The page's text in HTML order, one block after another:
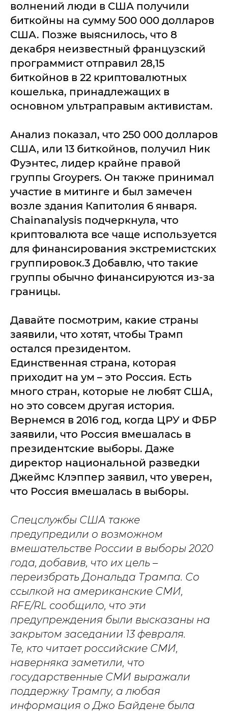
волнений люди в США получили
биткойны на сумму 500 000 долларов
США. Позже выяснилось, что 8
декабря неизвестный французский
программист отправил 28,15
биткойнов в 22 криптовалютных
кошелька, принадлежащих в
основном ультраправым активистам.
Анализ показал, что 250 000 долларов
США, или 13 биткойнов, получил Ник
Фуэнтес, лидер крайне правой
группы Groypers. Он также принимал
участие в митинге и был замечен
возле здания Капитолия 6 января.
Chainanalysis подчеркнула, что
криптовалюта все чаще используется
для финансирования экстремистских
группировок.3 Добавлю, что такие
группы обычно финансируются из-за
границы.
Давайте посмотрим, какие страны
заявили, что хотят, чтобы Трамп
остался президентом.
Единственная страна, которая
приходит на ум – это Россия. Есть
много стран, которые не любят США,
но это совсем другая история.
Вернемся в 2016 год, когда ЦРУ и ФБР
заявили, что Россия вмешалась в
президентские выборы. Даже
директор национальной разведки
Джеймс Клэппер заявил, что уверен,
что Россия вмешалась в выборы.
Спецслужбы США также
предупредили о возможном
вмешательстве России в выборы 2020
года, добавив, что их цель –
переизбрать Дональда Трампа. Со
ссылкой на американские СМИ,
RFE/RL сообщило, что эти
предупреждения были высказаны на
закрытом заседании 13 февраля.
Те, кто читает российские СМИ,
наверняка заметили, что
государственные СМИ выражали
поддержку Трампу, а любая
информация о Джо Байдене была